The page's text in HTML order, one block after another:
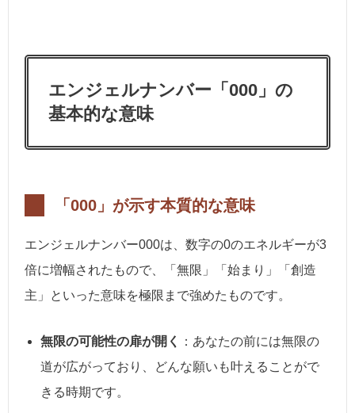
エンジェルナンバー「000」の
基本的な意味
「000」が示す本質的な意味
エンジェルナンバー000は、数字の0のエネルギーが3
倍に増幅されたもので、「無限」「始まり」「創造
主」といった意味を極限まで強めたものです。
無限の可能性の扉が開く
：あなたの前には無限の
道が広がっており、どんな願いも叶えることがで
きる時期です。